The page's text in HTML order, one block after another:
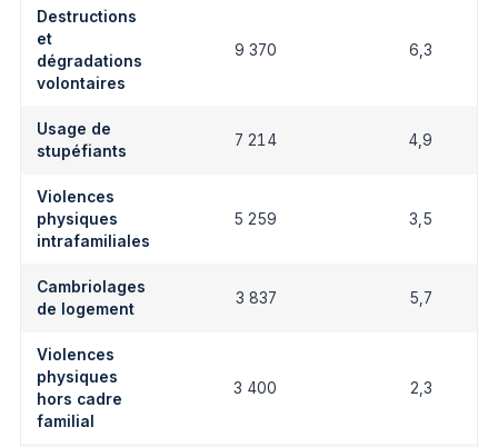
Destructions
et
dégradations
volontaires
9 370 6,3
Usage de
stupéfiants
7 214 4,9
Violences
physiques
intrafamiliales
5 259 3,5
Cambriolages
de logement
3 837 5,7
Violences
physiques
hors cadre
familial
3 400 2,3